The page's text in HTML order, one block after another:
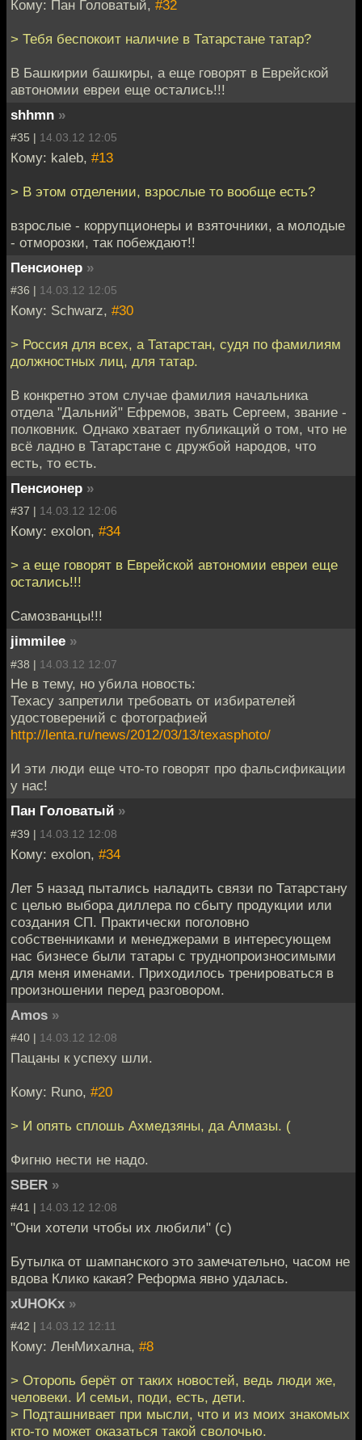
Кому: Пан Головатый, #32
> Тебя беспокоит наличие в Татарстане татар?
В Башкирии башкиры, а еще говорят в Еврейской
автономии евреи еще остались!!!
shhmn »
#35 | 14.03.12 12:05
Кому: kaleb, #13
> В этом отделении, взрослые то вообще есть?
взрослые - коррупционеры и взяточники, а молодые
- отморозки, так побеждают!!
Пенсионер »
#36 | 14.03.12 12:05
Кому: Schwarz, #30
> Россия для всех, а Татарстан, судя по фамилиям
должностных лиц, для татар.
В конкретно этом случае фамилия начальника
отдела "Дальний" Ефремов, звать Сергеем, звание -
полковник. Однако хватает публикаций о том, что не
всё ладно в Татарстане с дружбой народов, что
есть, то есть.
Пенсионер »
#37 | 14.03.12 12:06
Кому: exolon, #34
> а еще говорят в Еврейской автономии евреи еще
остались!!!
Самозванцы!!!
jimmilee »
#38 | 14.03.12 12:07
Не в тему, но убила новость:
Техасу запретили требовать от избирателей
удостоверений с фотографией
http://lenta.ru/news/2012/03/13/texasphoto/
И эти люди еще что-то говорят про фальсификации
у нас!
Пан Головатый »
#39 | 14.03.12 12:08
Кому: exolon, #34
Лет 5 назад пытались наладить связи по Татарстану
с целью выбора диллера по сбыту продукции или
создания СП. Практически поголовно
собственниками и менеджерами в интересующем
нас бизнесе были татары с труднопроизносимыми
для меня именами. Приходилось тренироваться в
произношении перед разговором.
Amos »
#40 | 14.03.12 12:08
Пацаны к успеху шли.
Кому: Runo, #20
> И опять сплошь Ахмедзяны, да Алмазы. (
Фигню нести не надо.
SBER »
#41 | 14.03.12 12:08
"Они хотели чтобы их любили" (с)
Бутылка от шампанского это замечательно, часом не
вдова Клико какая? Реформа явно удалась.
xUHOKx »
#42 | 14.03.12 12:11
Кому: ЛенМихална, #8
> Оторопь берёт от таких новостей, ведь люди же,
человеки. И семьи, поди, есть, дети.
> Подташнивает при мысли, что и из моих знакомых
кто-то может оказаться такой сволочью.